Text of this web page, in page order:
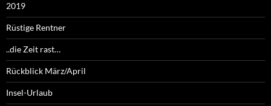
2019
Rüstige Rentner
..die Zeit rast…
Rückblick März/April
Insel-Urlaub